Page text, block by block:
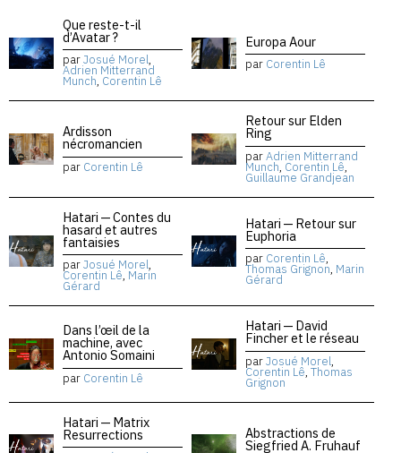
Que reste-t-il
d’Avatar ?
parJosué Morel,
Adrien Mitterrand
Munch, Corentin Lê
Europa Aour
par Corentin Lê
Ardisson
nécromancien
par Corentin Lê
Retour sur Elden
Ring
parAdrien Mitterrand
Munch, Corentin Lê,
Guillaume Grandjean
Hatari — Contes du
hasard et autres
fantaisies
parJosué Morel,
Corentin Lê, Marin
Gérard
Hatari — Retour sur
Euphoria
par Corentin Lê,
Thomas Grignon, Marin
Gérard
Dans l’œil de la
machine, avec
Antonio Somaini
par Corentin Lê
Hatari — David
Fincher et le réseau
parJosué Morel,
Corentin Lê, Thomas
Grignon
Hatari — Matrix
Resurrections Abstractions de
Siegfried A. Fruhauf